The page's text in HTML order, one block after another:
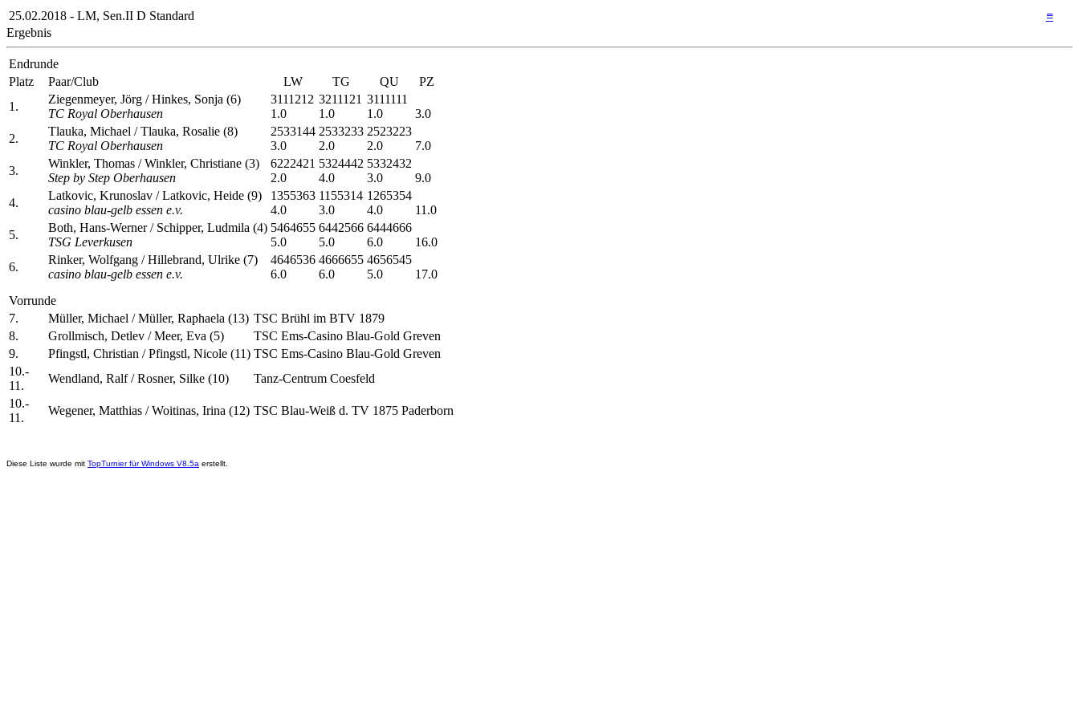
25.02.2018 - LM, Sen.II D Standard
≡
Ergebnis
Endrunde
Platz
Paar/Club LW TG QU
PZ
1.
Ziegenmeyer, Jörg / Hinkes, Sonja (6)
TC Royal Oberhausen
3111212
1.0
3211121
1.0
3111111
1.0
3.0
2.
Tlauka, Michael / Tlauka, Rosalie (8)
TC Royal Oberhausen
2533144
3.0
2533233
2.0
2523223
2.0
7.0
3.
Winkler, Thomas / Winkler, Christiane (3)
Step by Step Oberhausen
6222421
2.0
5324442
4.0
5332432
3.0
9.0
4.
Latkovic, Krunoslav / Latkovic, Heide (9)
casino blau-gelb essen e.v.
1355363
4.0
1155314
3.0
1265354
4.0
11.0
5.
Both, Hans-Werner / Schipper, Ludmila (4)
TSG Leverkusen
5464655
5.0
6442566
5.0
6444666
6.0
16.0
6.
Rinker, Wolfgang / Hillebrand, Ulrike (7)
casino blau-gelb essen e.v.
4646536
6.0
4666655
6.0
4656545
5.0
17.0
Vorrunde
7.
Müller, Michael / Müller, Raphaela (13) TSC Brühl im BTV 1879
8.
Grollmisch, Detlev / Meer, Eva (5)
TSC Ems-Casino Blau-Gold Greven
9.
Pfingstl, Christian / Pfingstl, Nicole (11) TSC Ems-Casino Blau-Gold Greven
10.-
11.
Wendland, Ralf / Rosner, Silke (10)
Tanz-Centrum Coesfeld
10.-
11.
Wegener, Matthias / Woitinas, Irina (12) TSC Blau-Weiß d. TV 1875 Paderborn
Diese Liste wurde mit TopTurnier für Windows V8.5a erstellt.